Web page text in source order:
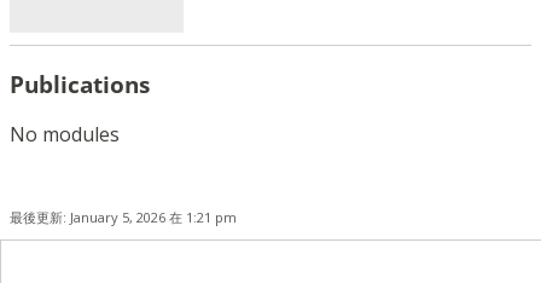
Publications
No modules
最後更新: January 5, 2026 在 1:21 pm